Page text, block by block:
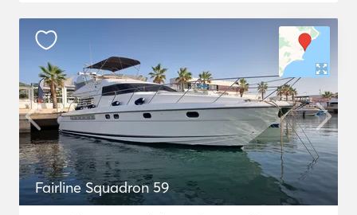
Fairline Squadron 59